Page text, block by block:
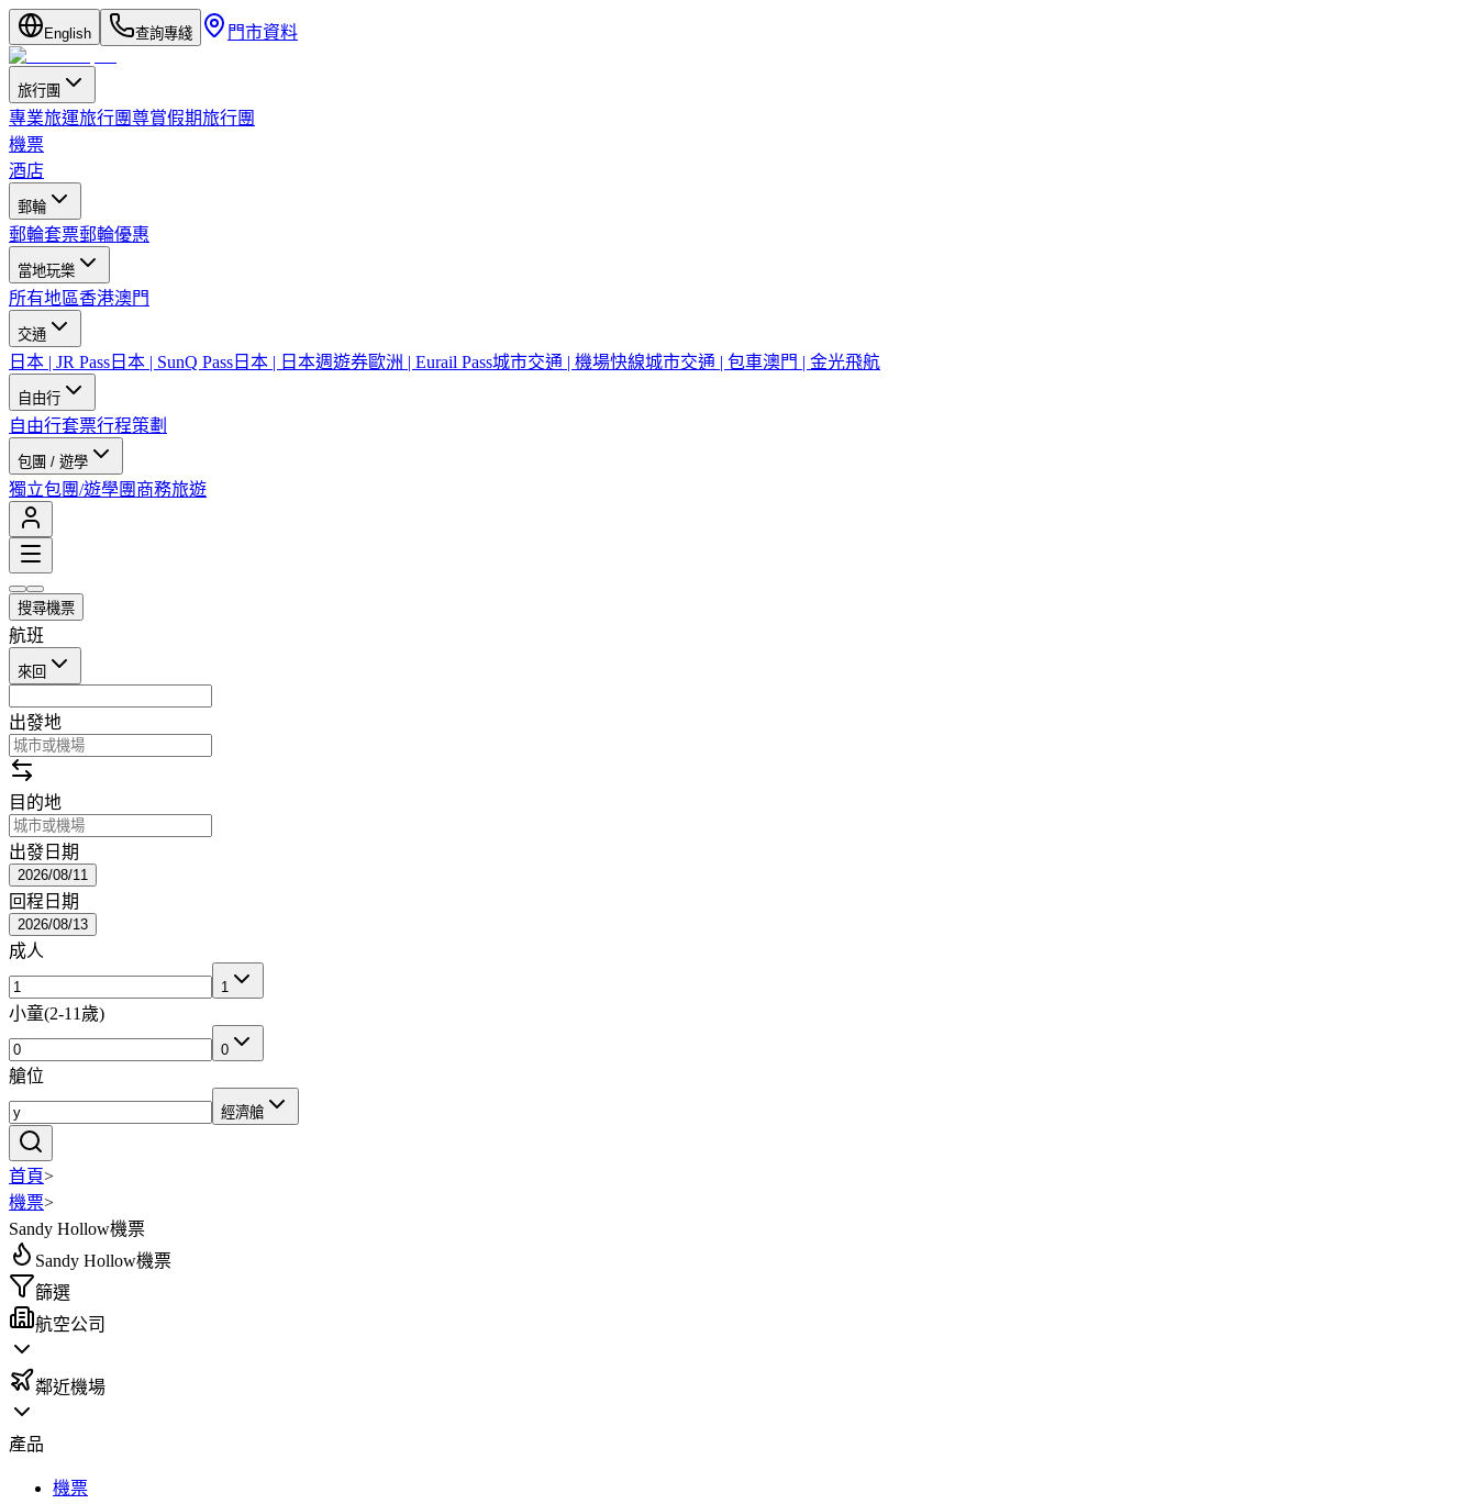
English 查詢專綫 門市資料
旅行團
專業旅運旅行團尊賞假期旅行團
機票
酒店
郵輪
郵輪套票郵輪優惠
當地玩樂
所有地區香港澳門
交通
日本 | JR Pass 日本 | SunQ Pass 日本 | 日本週遊券歐洲 | Eurail Pass城市交通 | 機場快線城市交通 | 包車澳門 | 金光飛航
自由行
自由行套票行程策劃
包團 / 遊學
獨立包團/遊學團 商務旅遊
搜尋機票
航班
來回
出發地
目的地
出發日期
2026/08/11
回程日期
2026/08/13
成人
1
小童(2-11歲)
0
艙位
經濟艙
首頁>
機票>
Sandy Hollow機票
Sandy Hollow機票
篩選
航空公司
鄰近機場
產品
機票